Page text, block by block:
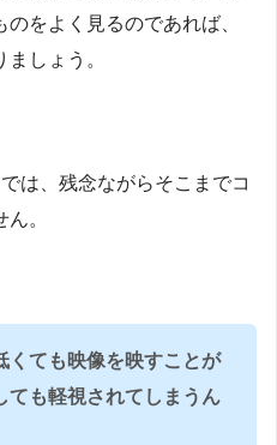
をよく見るのであれば、
しょう。
は、残念ながらそこまでコ
。
くても映像を映すことが
ても軽視されてしまうん